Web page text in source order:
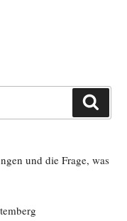
und die Frage, was